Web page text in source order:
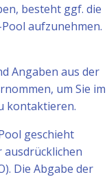
besteht ggf. die
aufzunehmen.
Angaben aus der
um Sie im
kontaktieren.
geschieht
Die Abgabe der